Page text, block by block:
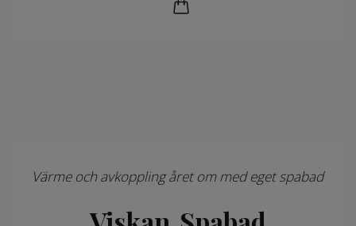
Värme och avkoppling året om med eget spabad